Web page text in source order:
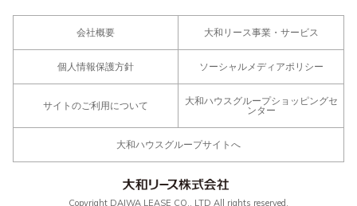
会社概要 大和リース事業・サービス
個人情報保護方針 ソーシャルメディアポリシー
サイトのご利用について
大和ハウスグループショッピングセ
ンター
大和ハウスグループサイトへ
Copyright DAIWA LEASE CO., LTD All rights reserved.